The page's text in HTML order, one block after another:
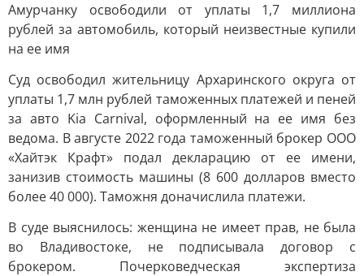
Амурчанку освободили от уплаты 1,7 миллиона
рублей за автомобиль, который неизвестные купили
на ее имя
Суд освободил жительницу Архаринского округа от
уплаты 1,7 млн рублей таможенных платежей и пеней
за авто Kia Carnival, оформленный на ее имя без
ведома. В августе 2022 года таможенный брокер ООО
«Хайтэк Крафт» подал декларацию от ее имени,
занизив стоимость машины (8 600 долларов вместо
более 40 000). Таможня доначислила платежи.
В суде выяснилось: женщина не имеет прав, не была
во Владивостоке, не подписывала договор с
брокером. Почерковедческая экспертиза